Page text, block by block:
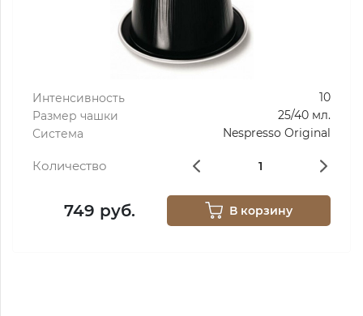
Интенсивность
10
Размер чашки
25/40 мл.
Система
Nespresso Original
Количество
749 руб. В корзину